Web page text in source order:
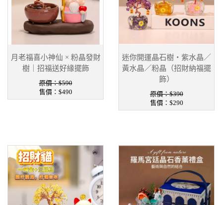
月老福喜小神仙 × 粉晶發財
樹｜招福送好緣擺飾
原價：$590
售價： $490
迷你開運晶石樹・紫水晶／
黃水晶／粉晶（招財納福擺
飾）
原價：$390
售價： $290